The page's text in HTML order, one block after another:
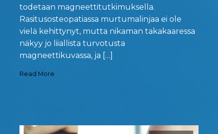
todetaan magneettitutkimuksella.
Rasitusosteopatiassa murtumalinjaa ei ole
vielä kehittynyt, mutta nikaman takakaaressa
näkyy jo liiallista turvotusta
magneettikuvassa, ja […]
Read More